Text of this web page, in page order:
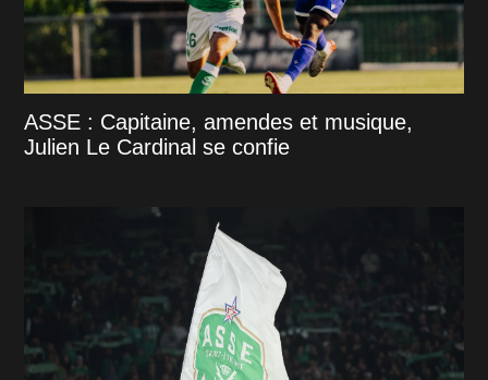
ASSE : Capitaine, amendes et musique,
Julien Le Cardinal se confie